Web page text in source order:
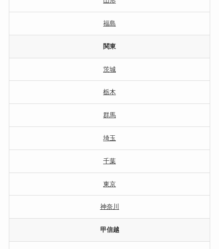
福島
関東
茨城
栃木
群馬
埼玉
千葉
東京
神奈川
甲信越